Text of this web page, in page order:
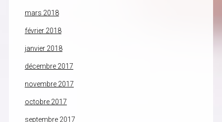
mars 2018
février 2018
janvier 2018
décembre 2017
novembre 2017
octobre 2017
septembre 2017